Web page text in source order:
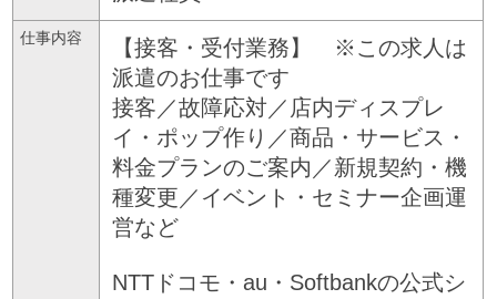
仕事内容
【接客・受付業務】 ※この求人は
派遣のお仕事です
接客／故障応対／店内ディスプレ
イ・ポップ作り／商品・サービス・
料金プランのご案内／新規契約・機
種変更／イベント・セミナー企画運
営など
NTTドコモ・au・Softbankの公式シ